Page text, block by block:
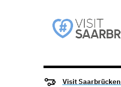
Visit Saarbrücken